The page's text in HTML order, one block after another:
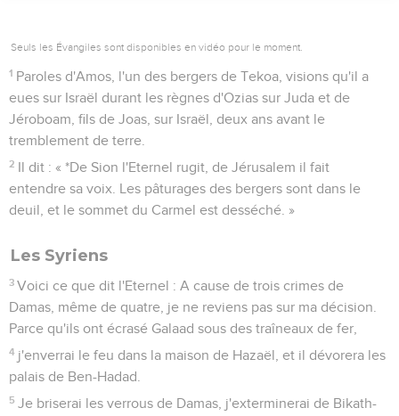
Seuls les Évangiles sont disponibles en vidéo pour le moment.
1 Paroles d'Amos, l'un des bergers de Tekoa, visions qu'il a
eues sur Israël durant les règnes d'Ozias sur Juda et de
Jéroboam, fils de Joas, sur Israël, deux ans avant le
tremblement de terre.
2 Il dit : « *De Sion l'Eternel rugit, de Jérusalem il fait
entendre sa voix. Les pâturages des bergers sont dans le
deuil, et le sommet du Carmel est desséché. »
Les Syriens
3 Voici ce que dit l'Eternel : A cause de trois crimes de
Damas, même de quatre, je ne reviens pas sur ma décision.
Parce qu'ils ont écrasé Galaad sous des traîneaux de fer,
4 j'enverrai le feu dans la maison de Hazaël, et il dévorera les
palais de Ben-Hadad.
5 Je briserai les verrous de Damas, j'exterminerai de Bikath-